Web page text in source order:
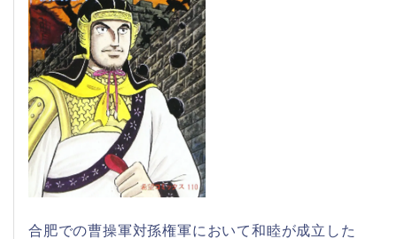
合肥での曹操軍対孫権軍において和睦が成立した